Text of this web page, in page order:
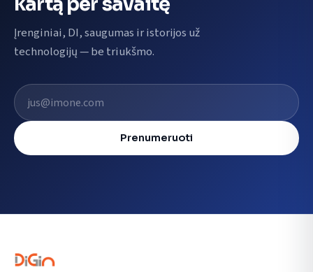
Įrenginiai, DI, saugumas ir istorijos už
technologijų — be triukšmo.
El. pašto adresas
Prenumeruoti